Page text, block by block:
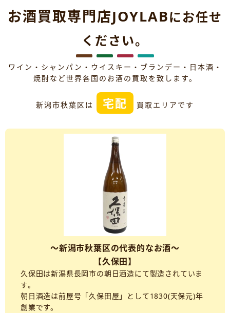
お酒買取専門店JOYLABにお任せ
ください。
ワイン・シャンパン・ウイスキー・ブランデー・日本酒・
焼酎など世界各国のお酒の買取を致します。
新潟市秋葉区は 宅配 買取エリアです
～新潟市秋葉区の代表的なお酒～
【久保田】
久保田は新潟県長岡市の朝日酒造にて製造されていま
す。
朝日酒造は前屋号「久保田屋」として1830(天保元)年
創業です。